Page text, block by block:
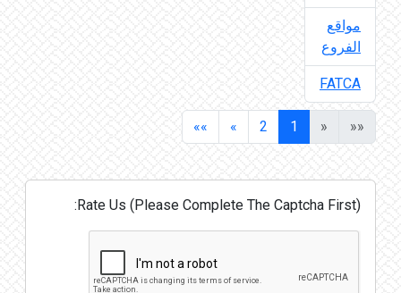
مواقع
الفروع
FATCA
««
«
1
2
»
»»
Rate Us (Please Complete The Captcha First):